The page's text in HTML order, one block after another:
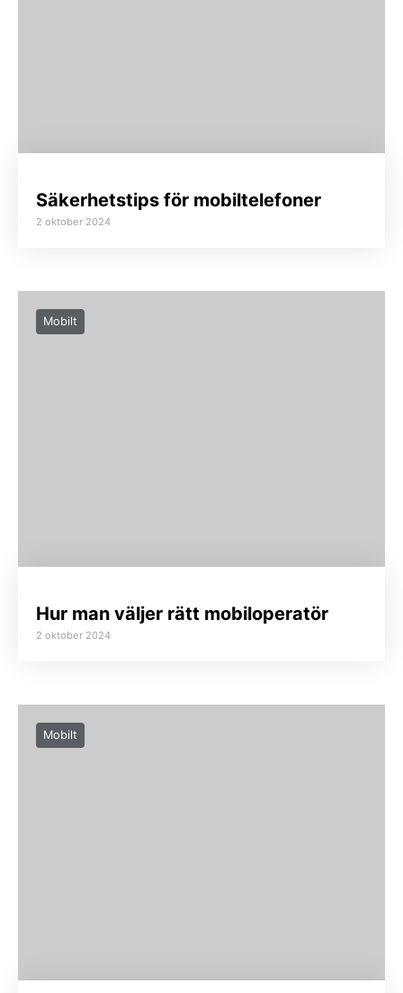
Säkerhetstips för mobiltelefoner
2 oktober 2024
Mobilt
Hur man väljer rätt mobiloperatör
2 oktober 2024
Mobilt